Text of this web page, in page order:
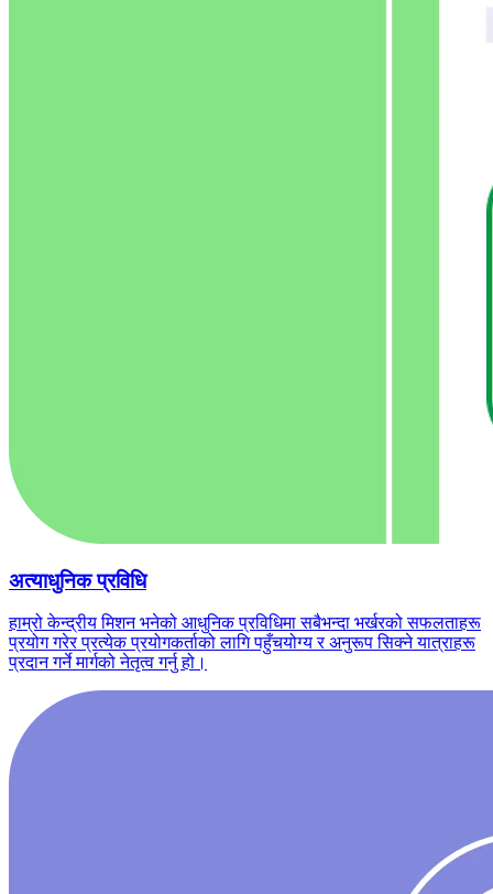
अत्याधुनिक प्रविधि
हाम्रो केन्द्रीय मिशन भनेको आधुनिक प्रविधिमा सबैभन्दा भर्खरको सफलताहरू
प्रयोग गरेर प्रत्येक प्रयोगकर्ताको लागि पहुँचयोग्य र अनुरूप सिक्ने यात्राहरू
प्रदान गर्ने मार्गको नेतृत्व गर्नु हो।